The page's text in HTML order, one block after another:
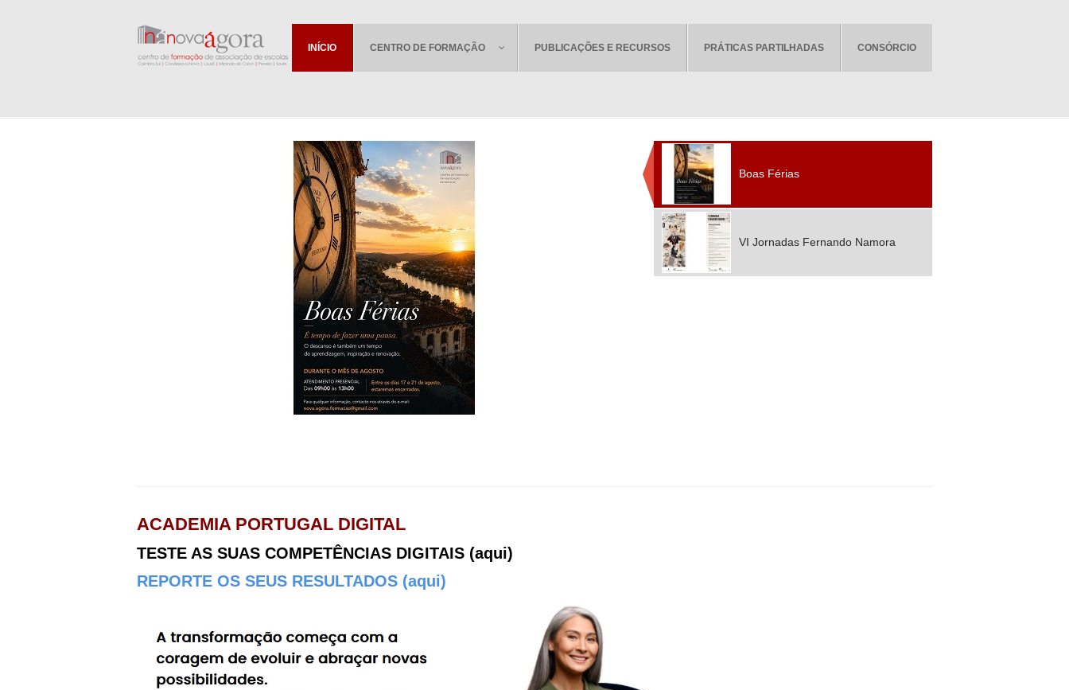
INÍCIO CENTRO DE FORMAÇÃO PUBLICAÇÕES E RECURSOS PRÁTICAS PARTILHADAS CONSÓRCIO
Boas Férias
VI Jornadas Fernando Namora
ACADEMIA PORTUGAL DIGITAL
TESTE AS SUAS COMPETÊNCIAS DIGITAIS (aqui)
REPORTE OS SEUS RESULTADOS (aqui)